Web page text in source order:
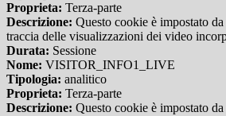
Proprieta: Terza-parte
Descrizione: Questo cookie è impostato
traccia delle visualizzazioni dei video
Durata: Sessione
Nome: VISITOR_INFO1_LIVE
Tipologia: analitico
Proprieta: Terza-parte
Descrizione: Questo cookie è impostato